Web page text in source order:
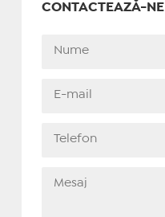
CONTACTEAZĂ-NE